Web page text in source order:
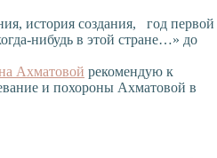
история создания, год первой
нибудь в этой стране…» до
Ахматовой рекомендую к
и похороны Ахматовой в